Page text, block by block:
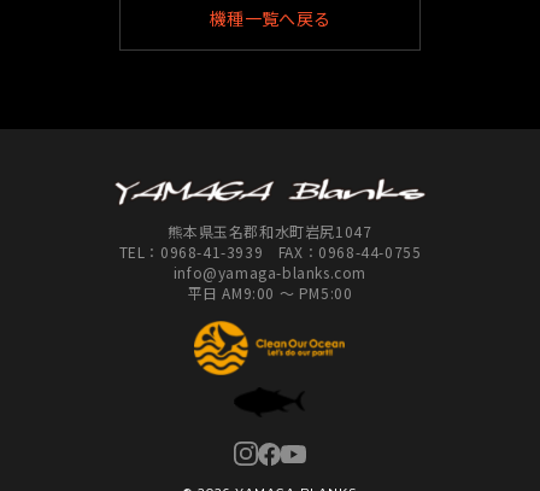
機種一覧へ戻る
熊本県玉名郡和水町岩尻1047
TEL： 0968-41-3939 FAX：0968-44-0755
info@yamaga-blanks.com
平日 AM9:00 ～ PM5:00